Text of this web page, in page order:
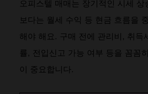
오피스텔 매매는 장기적인 시세 상
보다는 월세 수익 등 현금 흐름을
해야 해요. 구매 전에 관리비, 취득
률, 전입신고 가능 여부 등을 꼼꼼
이 중요합니다​​.